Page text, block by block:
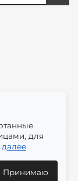
plus size.
для
далее
Принимаю